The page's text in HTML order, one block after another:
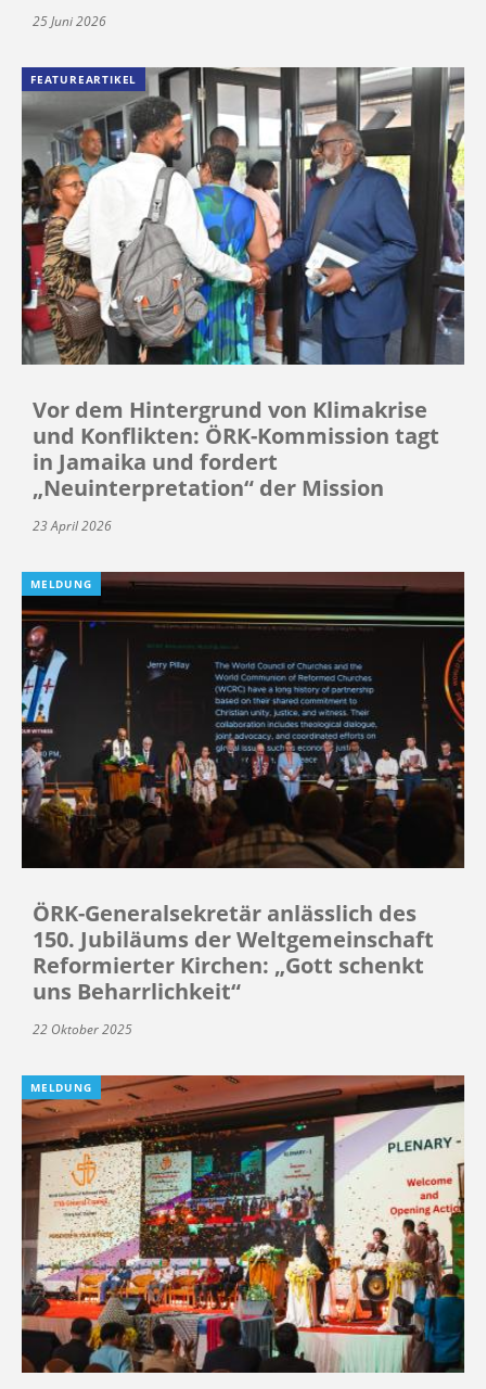
25 Juni 2026
FEATUREARTIKEL
Vor dem Hintergrund von Klimakrise
und Konflikten: ÖRK-Kommission tagt
in Jamaika und fordert
„Neuinterpretation“ der Mission
23 April 2026
MELDUNG
ÖRK-Generalsekretär anlässlich des
150. Jubiläums der Weltgemeinschaft
Reformierter Kirchen: „Gott schenkt
uns Beharrlichkeit“
22 Oktober 2025
MELDUNG